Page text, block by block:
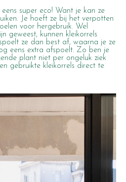
super eco! Want je kan ze
Je hoeft ze bij het verpotten
voor hergebruik. Wel
geweest, kunnen kleikorrels
ze dan best af, waarna je ze
eens extra afspoelt. Zo ben je
plant niet per ongeluk ziek
gebruikte kleikorrels direct te